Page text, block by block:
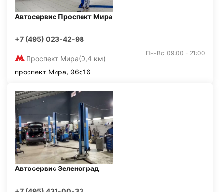
Автосервис Проспект Мира
+7 (495) 023-42-98
Проспект Мира(0,4 км)
Пн-Вс: 09:00 - 21:00
проспект Мира, 96с16
Автосервис Зеленоград